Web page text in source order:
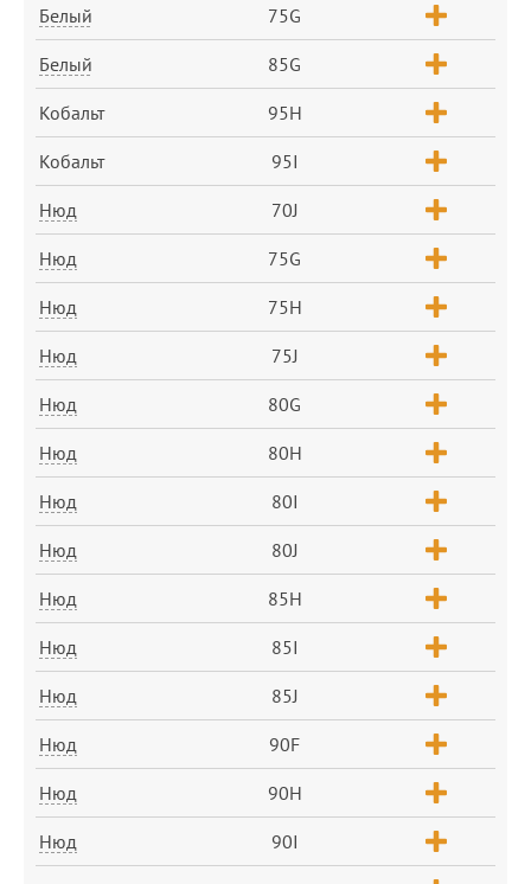
Белый 75G
Белый 85G
Кобальт 95H
Кобальт 95I
Нюд 70J
Нюд 75G
Нюд 75H
Нюд 75J
Нюд 80G
Нюд 80H
Нюд 80I
Нюд 80J
Нюд 85H
Нюд 85I
Нюд 85J
Нюд 90F
Нюд 90H
Нюд 90I